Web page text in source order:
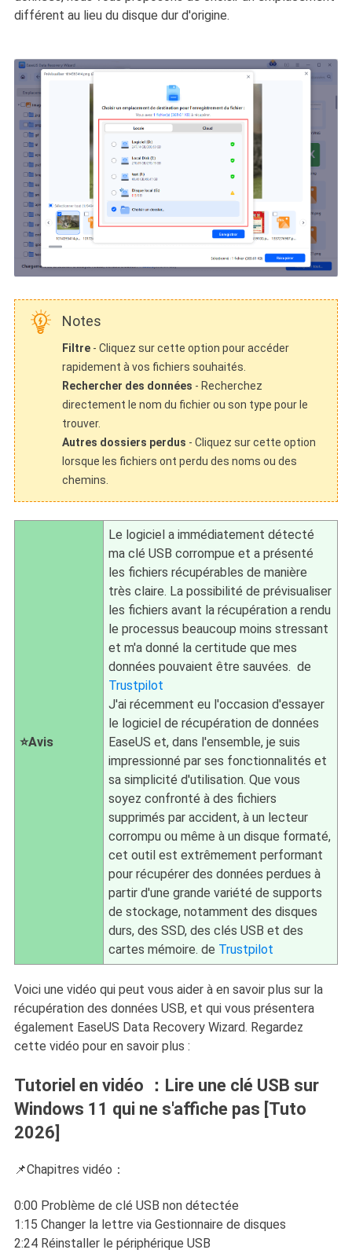
différent au lieu du disque dur d'origine.
Notes
Filtre- Cliquez sur cette option pour accéder
rapidement à vos fichiers souhaités.
Rechercher des données - Recherchez
directement le nom du fichier ou son type pour le
trouver.
Autres dossiers perdus - Cliquez sur cette option
lorsque les fichiers ont perdu des noms ou des
chemins.
⭐Avis
Le logiciel a immédiatement détecté
ma clé USB corrompue et a présenté
les fichiers récupérables de manière
très claire. La possibilité de prévisualiser
les fichiers avant la récupération a rendu
le processus beaucoup moins stressant
et m'a donné la certitude que mes
données pouvaient être sauvées. de
Trustpilot
J'ai récemment eu l'occasion d'essayer
le logiciel de récupération de données
EaseUS et, dans l'ensemble, je suis
impressionné par ses fonctionnalités et
sa simplicité d'utilisation. Que vous
soyez confronté à des fichiers
supprimés par accident, à un lecteur
corrompu ou même à un disque formaté,
cet outil est extrêmement performant
pour récupérer des données perdues à
partir d'une grande variété de supports
de stockage, notamment des disques
durs, des SSD, des clés USB et des
cartes mémoire. de Trustpilot
Voici une vidéo qui peut vous aider à en savoir plus sur la
récupération des données USB, et qui vous présentera
également EaseUS Data Recovery Wizard. Regardez
cette vidéo pour en savoir plus :
Tutoriel en vidéo ：Lire une clé USB sur
Windows 11 qui ne s'affiche pas [Tuto
2026]
📌Chapitres vidéo：
0:00 Problème de clé USB non détectée
1:15 Changer la lettre via Gestionnaire de disques
2:24 Réinstaller le périphérique USB